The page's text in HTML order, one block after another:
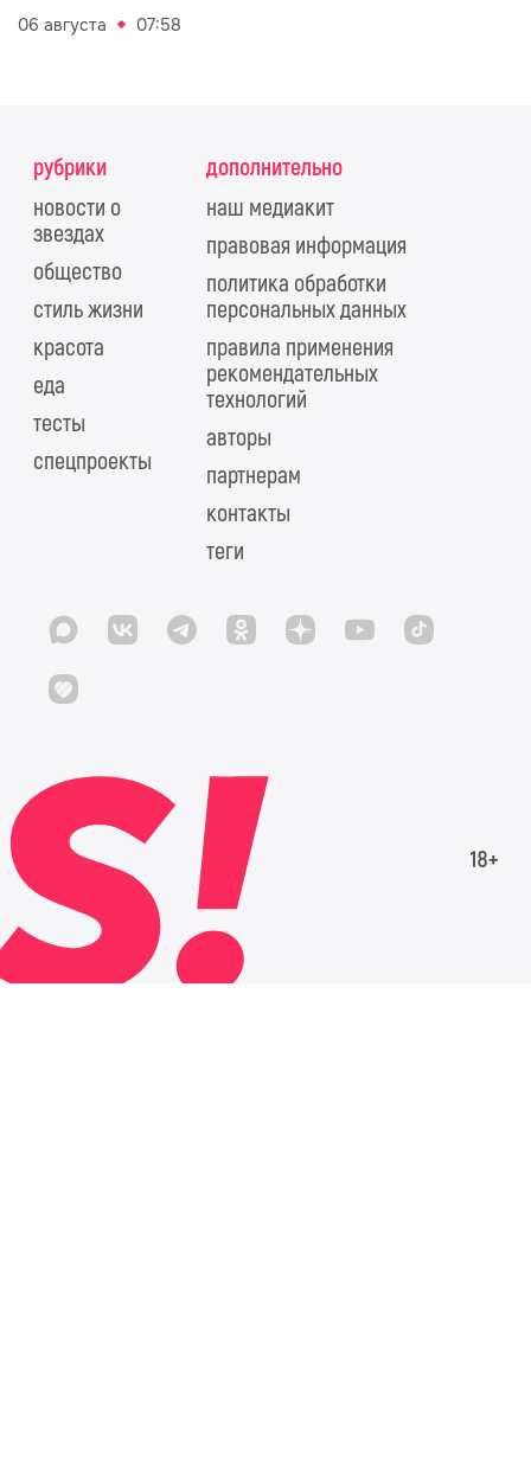
06 августа 07:58
рубрики
новости о
звездах
общество
стиль жизни
красота
еда
тесты
спецпроекты
дополнительно
наш медиакит
правовая информация
политика обработки
персональных данных
правила применения
рекомендательных
технологий
авторы
партнерам
контакты
теги